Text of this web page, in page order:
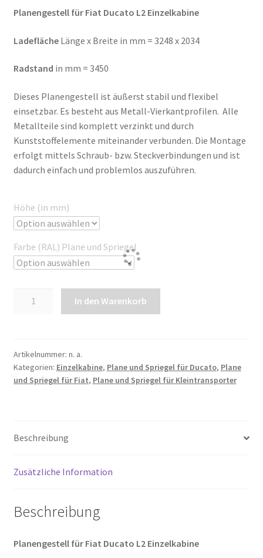
Planengestell für Fiat Ducato L2 Einzelkabine
LadeflächeLänge x Breite in mm = 3248 x 2034
Radstand in mm = 3450
Dieses Planengestell ist äußerst stabil und flexibel
einsetzbar. Es besteht aus Metall-Vierkantprofilen. Alle
Metallteile sind komplett verzinkt und durch
Kunststoffelemente miteinander verbunden. Die Montage
erfolgt mittels Schraub- bzw. Steckverbindungen und ist
dadurch einfach und problemlos auszuführen.
Höhe (in mm)
Farbe (RAL) Plane und Spriegel
Fiat
Ducato
L2
3450mm
In den Warenkorb
Artikelnummer: n. a.
Kategorien: Einzelkabine, Plane und Spriegel für Ducato, Plane
und Spriegel für Fiat, Plane und Spriegel für Kleintransporter
Beschreibung
Zusätzliche Information
Beschreibung
Planengestell für Fiat Ducato L2 Einzelkabine